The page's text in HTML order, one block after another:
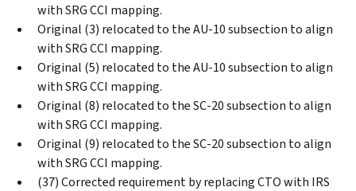
with SRG CCI mapping.
Original (3) relocated to the AU-10 subsection to align
with SRG CCI mapping.
Original (5) relocated to the AU-10 subsection to align
with SRG CCI mapping.
Original (8) relocated to the SC-20 subsection to align
with SRG CCI mapping.
Original (9) relocated to the SC-20 subsection to align
with SRG CCI mapping.
(37) Corrected requirement by replacing CTO with IRS